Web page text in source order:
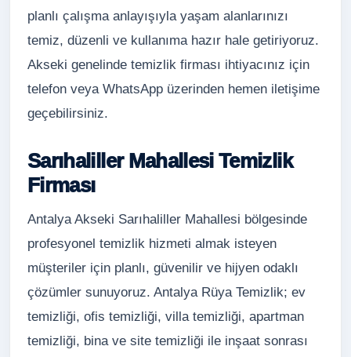
planlı çalışma anlayışıyla yaşam alanlarınızı
temiz, düzenli ve kullanıma hazır hale getiriyoruz.
Akseki genelinde temizlik firması ihtiyacınız için
telefon veya WhatsApp üzerinden hemen iletişime
geçebilirsiniz.
Sarıhaliller Mahallesi Temizlik
Firması
Antalya Akseki Sarıhaliller Mahallesi bölgesinde
profesyonel temizlik hizmeti almak isteyen
müşteriler için planlı, güvenilir ve hijyen odaklı
çözümler sunuyoruz. Antalya Rüya Temizlik; ev
temizliği, ofis temizliği, villa temizliği, apartman
temizliği, bina ve site temizliği ile inşaat sonrası